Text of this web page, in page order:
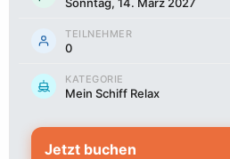
TEILNEHMER
0
KATEGORIE
Mein Schiff Relax
Jetzt buchen